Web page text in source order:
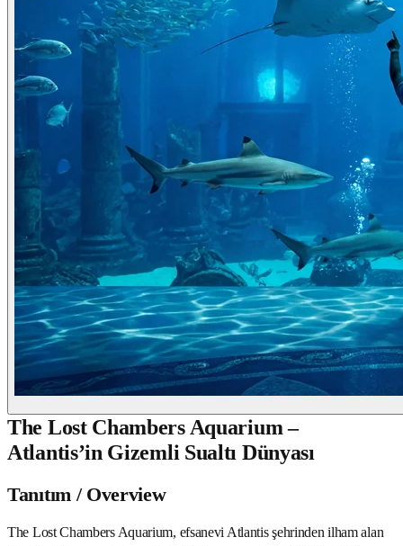
The Lost Chambers Aquarium –
Atlantis’in Gizemli Sualtı Dünyası
Tanıtım / Overview
The Lost Chambers Aquarium, efsanevi Atlantis şehrinden ilham alan